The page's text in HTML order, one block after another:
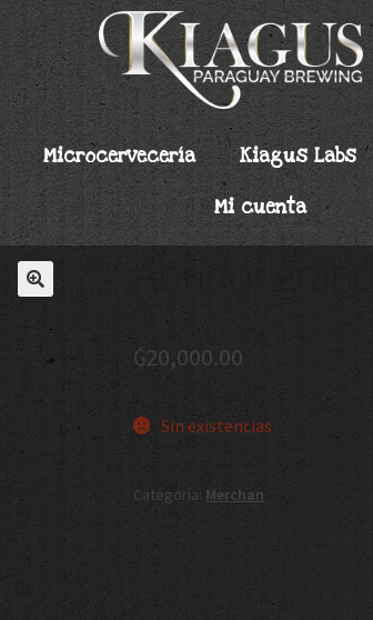
Microcervecería Kiagus Labs
Mi cuenta
Abridor grande
₲20,000.00
Sin existencias
Categoría: Merchan